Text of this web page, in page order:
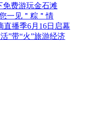
免费游玩金石滩
一见＂粽＂情
直播季6月16日启幕
”带“火”旅游经济